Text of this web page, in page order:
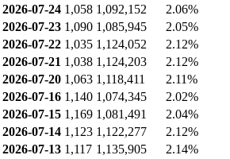
2026-07-24 1,058 1,092,152
2.06%
2026-07-23 1,090 1,085,945
2.05%
2026-07-22 1,035 1,124,052
2.12%
2026-07-21 1,038 1,124,203
2.12%
2026-07-20 1,063 1,118,411
2.11%
2026-07-16 1,140 1,074,345
2.02%
2026-07-15 1,169 1,081,491
2.04%
2026-07-14 1,123 1,122,277
2.12%
2026-07-13 1,117 1,135,905
2.14%